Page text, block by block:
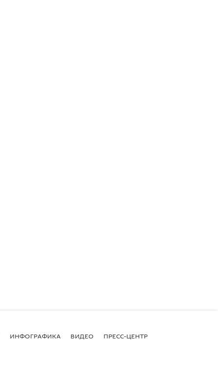
ИНФОГРАФИКА ВИДЕО ПРЕСС-ЦЕНТР